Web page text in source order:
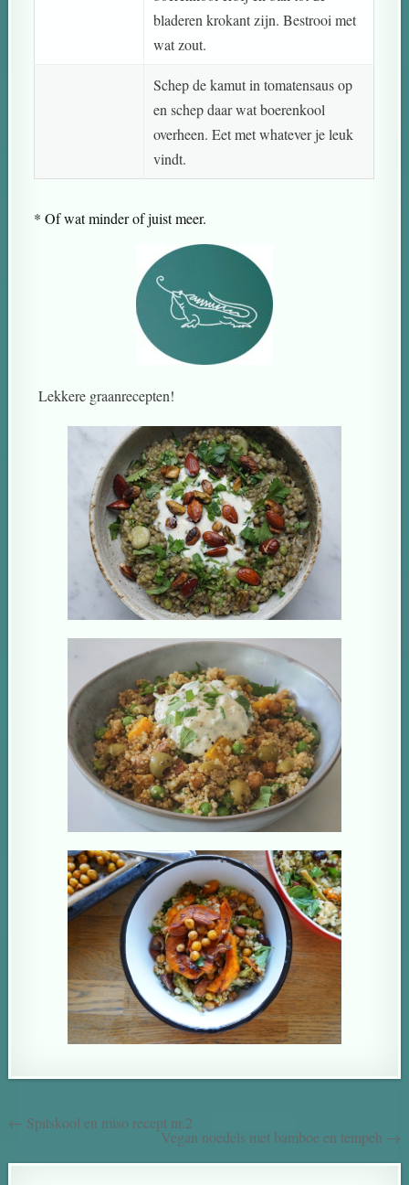
bladeren krokant zijn. Bestrooi met
wat zout.
Schep de kamut in tomatensaus op
en schep daar wat boerenkool
overheen. Eet met whatever je leuk
vindt.
* Of wat minder of juist meer.
Lekkere graanrecepten!
← Spitskool en miso recept nr.2
Vegan noedels met bamboe en tempeh →